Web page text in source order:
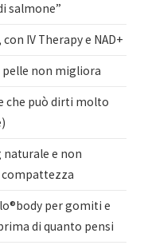
salmone”
IV Therapy e NAD+
pelle non migliora
che può dirti molto
naturale e non
compattezza
per gomiti e
di quanto pensi